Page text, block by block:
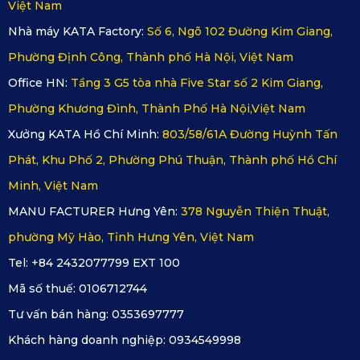
yết trên website và chính sách bảo hành theo công bố của
thương hiệu.
Hệ thống phân phối:Khách hàng có thể đặt mua qua
website KATA hoặc đại lý phân phối để được tư vấn
Giá thảm Mazda 2 KATA được niêm yết
ốp lưng tùy nhu cầu.
Chính sách hậu mãi rõ ràng:
hãng, đổi trả linh hoạt, rõ ràng giúp khách hàng yên tâm
hơn trong quá trình sử dụng.
Việt Nam
Nhà máy KATA Factory: Số 6, Ngõ 102 Đường Kim Giang,
Phường Định Công, Thành phố Hà Nội, Việt Nam
Office HN: Tầng 3 G5 tòa nhà Five Star số 2 Kim Giang,
Phường Khương Đình, Thành Phố Hà Nội,Việt Nam
Xưởng KATA Hồ Chí Minh: 803/58/61A Đường Huỳnh Tấn
Phát, Khu Phố 2, Phường Phú Thuận, Thành phố Hồ Chí
Minh, Việt Nam
MANU FACTURER Hưng Yên: 378 Nguyễn Thiện Thuật,
phường Mỹ Hào, Tỉnh Hưng Yên, Việt Nam
Tel: +84 2432077799 EXT 100
Mã số thuế: 0106712744
Tư vấn bán hàng: 0353697777
Khách hàng doanh nghiệp: 0934549998